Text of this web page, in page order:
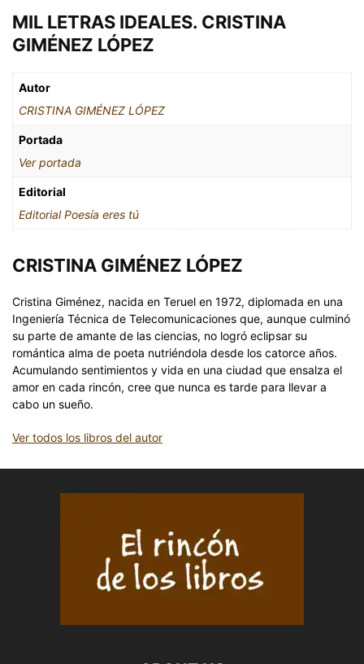
MIL LETRAS IDEALES. CRISTINA
GIMÉNEZ LÓPEZ
Autor
CRISTINA GIMÉNEZ LÓPEZ
Portada
Ver portada
Editorial
Editorial Poesía eres tú
CRISTINA GIMÉNEZ LÓPEZ
Cristina Giménez, nacida en Teruel en 1972, diplomada en una
Ingeniería Técnica de Telecomunicaciones que, aunque culminó
su parte de amante de las ciencias, no logró eclipsar su
romántica alma de poeta nutriéndola desde los catorce años.
Acumulando sentimientos y vida en una ciudad que ensalza el
amor en cada rincón, cree que nunca es tarde para llevar a
cabo un sueño.
Ver todos los libros del autor